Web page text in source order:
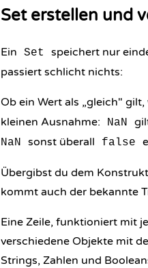
Set erstellen und
Ein Set
speichert nur
passiert schlicht nichts:
Ob ein Wert als „gleich"
kleinen Ausnahme:
NaN
NaN
sonst überall false
Übergibst du dem
kommt auch der bekannte
Eine Zeile, funktioniert mit
verschiedene Objekte mit
Strings, Zahlen und